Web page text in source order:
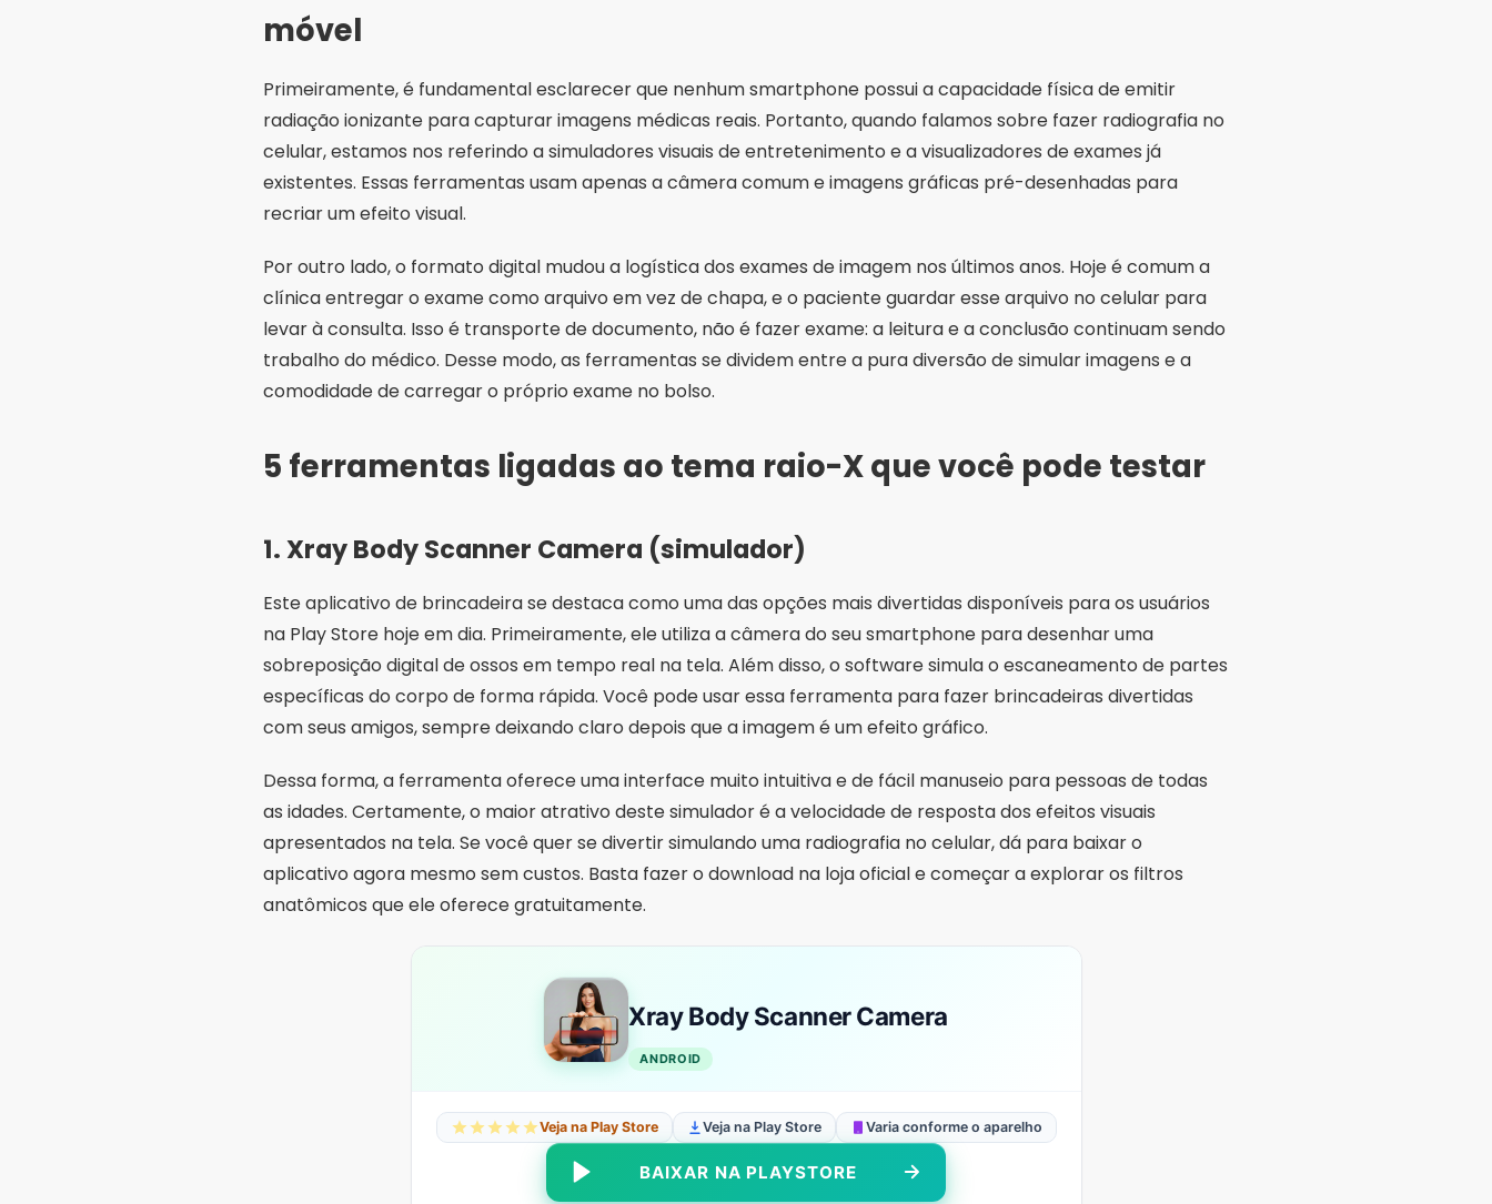
móvel
Primeiramente, é fundamental esclarecer que nenhum smartphone possui a capacidade física de emitir
radiação ionizante para capturar imagens médicas reais. Portanto, quando falamos sobre fazer radiografia no
celular, estamos nos referindo a simuladores visuais de entretenimento e a visualizadores de exames já
existentes. Essas ferramentas usam apenas a câmera comum e imagens gráficas pré-desenhadas para
recriar um efeito visual.
Por outro lado, o formato digital mudou a logística dos exames de imagem nos últimos anos. Hoje é comum a
clínica entregar o exame como arquivo em vez de chapa, e o paciente guardar esse arquivo no celular para
levar à consulta. Isso é transporte de documento, não é fazer exame: a leitura e a conclusão continuam sendo
trabalho do médico. Desse modo, as ferramentas se dividem entre a pura diversão de simular imagens e a
comodidade de carregar o próprio exame no bolso.
5 ferramentas ligadas ao tema raio-X que você pode testar
1. Xray Body Scanner Camera (simulador)
Este aplicativo de brincadeira se destaca como uma das opções mais divertidas disponíveis para os usuários
na Play Store hoje em dia. Primeiramente, ele utiliza a câmera do seu smartphone para desenhar uma
sobreposição digital de ossos em tempo real na tela. Além disso, o software simula o escaneamento de partes
específicas do corpo de forma rápida. Você pode usar essa ferramenta para fazer brincadeiras divertidas
com seus amigos, sempre deixando claro depois que a imagem é um efeito gráfico.
Dessa forma, a ferramenta oferece uma interface muito intuitiva e de fácil manuseio para pessoas de todas
as idades. Certamente, o maior atrativo deste simulador é a velocidade de resposta dos efeitos visuais
apresentados na tela. Se você quer se divertir simulando uma radiografia no celular, dá para baixar o
aplicativo agora mesmo sem custos. Basta fazer o download na loja oficial e começar a explorar os filtros
anatômicos que ele oferece gratuitamente.
Xray Body Scanner Camera
ANDROID
Veja na Play Store Veja na Play Store Varia conforme o aparelho
BAIXAR NA PLAYSTORE